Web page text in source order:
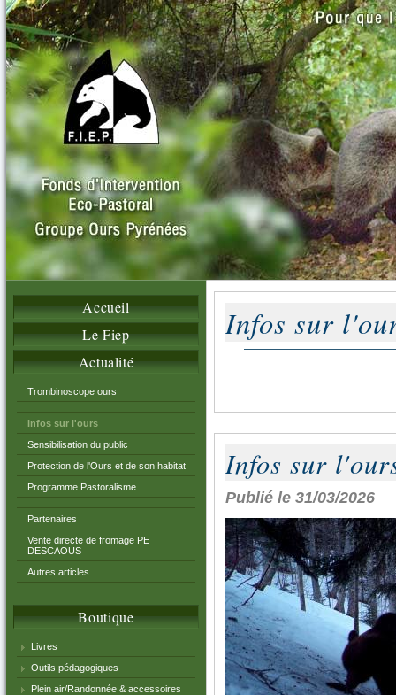
Accueil
Le Fiep
Actualité
Trombinoscope ours
Infos sur l'ours
Sensibilisation du public
Protection de l'Ours et de son habitat
Programme Pastoralisme
Partenaires
Vente directe de fromage PE
DESCAOUS
Autres articles
Boutique
Livres
Outils pédagogiques
Plein air/Randonnée & accessoires
Infos sur
Infos sur
Publié le 31/03/2026